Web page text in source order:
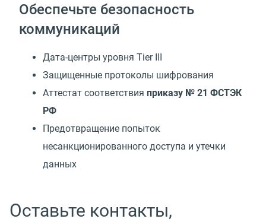
Обеспечьте безопасность
коммуникаций
Дата-центры уровня Tier III
Защищенные протоколы шифрования
Аттестат соответствия приказу № 21 ФСТЭК
РФ
Предотвращение попыток
несанкционированного доступа и утечки
данных
Оставьте контакты,